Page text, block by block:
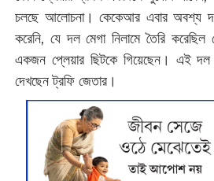
চলছে আলোচনা। কেকেআর এবার অবশ্য
করেনি, যে দল মেগা নিলামে তৈরি
একজন প্লেয়ার ছিটকে গিয়েছেন। এই দল
দেখছেন ট্রফি জেতার।